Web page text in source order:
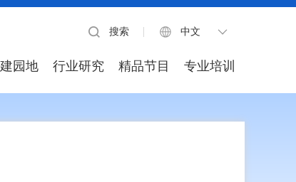
搜索 中文
园地 行业研究 精品节目 专业培训